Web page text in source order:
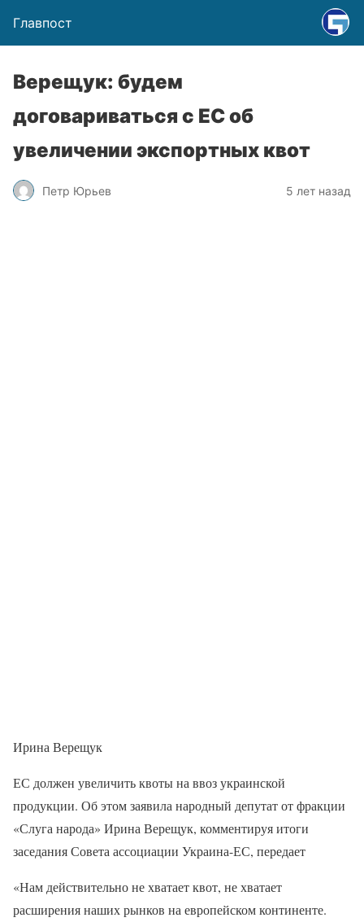
Главпост
Верещук: будем
договариваться с ЕС об
увеличении экспортных квот
Петр Юрьев 5 лет назад
Ирина Верещук
ЕС должен увеличить квоты на ввоз украинской
продукции. Об этом заявила народный депутат от фракции
«Слуга народа» Ирина Верещук, комментируя итоги
заседания Совета ассоциации Украина-ЕС, передает
«Нам действительно не хватает квот, не хватает
расширения наших рынков на европейском континенте.